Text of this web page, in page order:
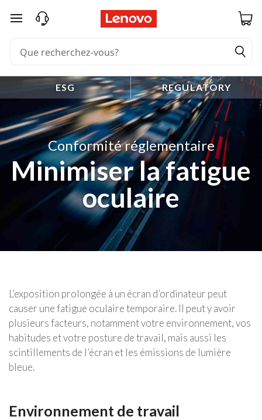
passer au contenu principal
ESG REGULATORY
Conformité réglementaire
Minimiser la fatigue
oculaire
L’exposition prolongée à un écran d’ordinateur peut
causer une fatigue oculaire temporaire. Il peut y avoir
plusieurs facteurs, notamment votre environnement, vos
habitudes et votre posture de travail, mais aussi les
scintillements de l’écran et les émissions de lumière
bleue.
Environnement de travail